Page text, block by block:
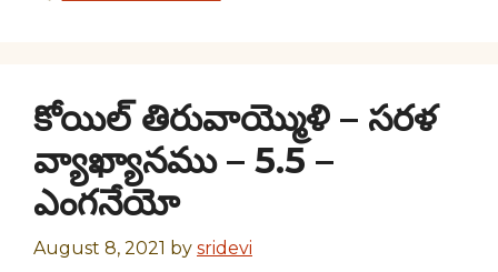
కోయిల్ తిరువాయ్మొళి – సరళ
వ్యాఖ్యానము – 5.5 –
ఎంగనేయో
August 8, 2021 by sridevi